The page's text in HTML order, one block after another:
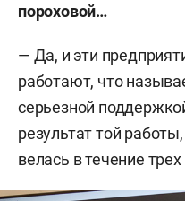
пороховой…
— Да, и эти
работают, что
серьезной
результат той
велась в течение